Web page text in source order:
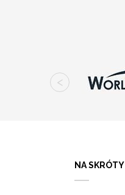
NA SKRÓTY